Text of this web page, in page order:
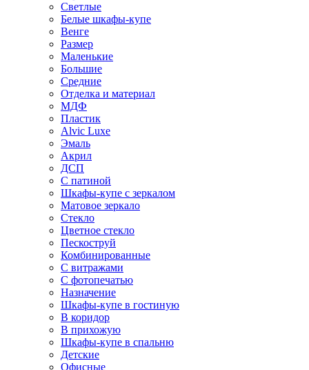
Светлые
Белые шкафы-купе
Венге
Размер
Маленькие
Большие
Средние
Отделка и материал
МДФ
Пластик
Alvic Luxe
Эмаль
Акрил
ДСП
С патиной
Шкафы-купе с зеркалом
Матовое зеркало
Стекло
Цветное стекло
Пескоструй
Комбинированные
С витражами
С фотопечатью
Назначение
Шкафы-купе в гостиную
В коридор
В прихожую
Шкафы-купе в спальню
Детские
Офисные